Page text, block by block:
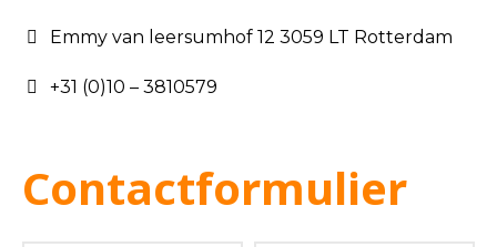
Emmy van leersumhof 12 3059 LT Rotterdam
+31 (0)10 – 3810579
Contactformulier